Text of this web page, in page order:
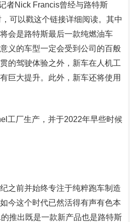
者Nick Francis曾经与路特斯
可以戳这个链接详细阅读。其中
会是路特斯最后一款纯燃油车
义的车型一定会受到公司的百般
的驾驶体验之外，新车在人机工
巨大提升。此外，新车还将使用
工厂生产，并于2022年早些时候
之前并始终专注于纯粹跑车制造
今这个时代已然活得有声有色本
推出既是一款新产品也是路特斯